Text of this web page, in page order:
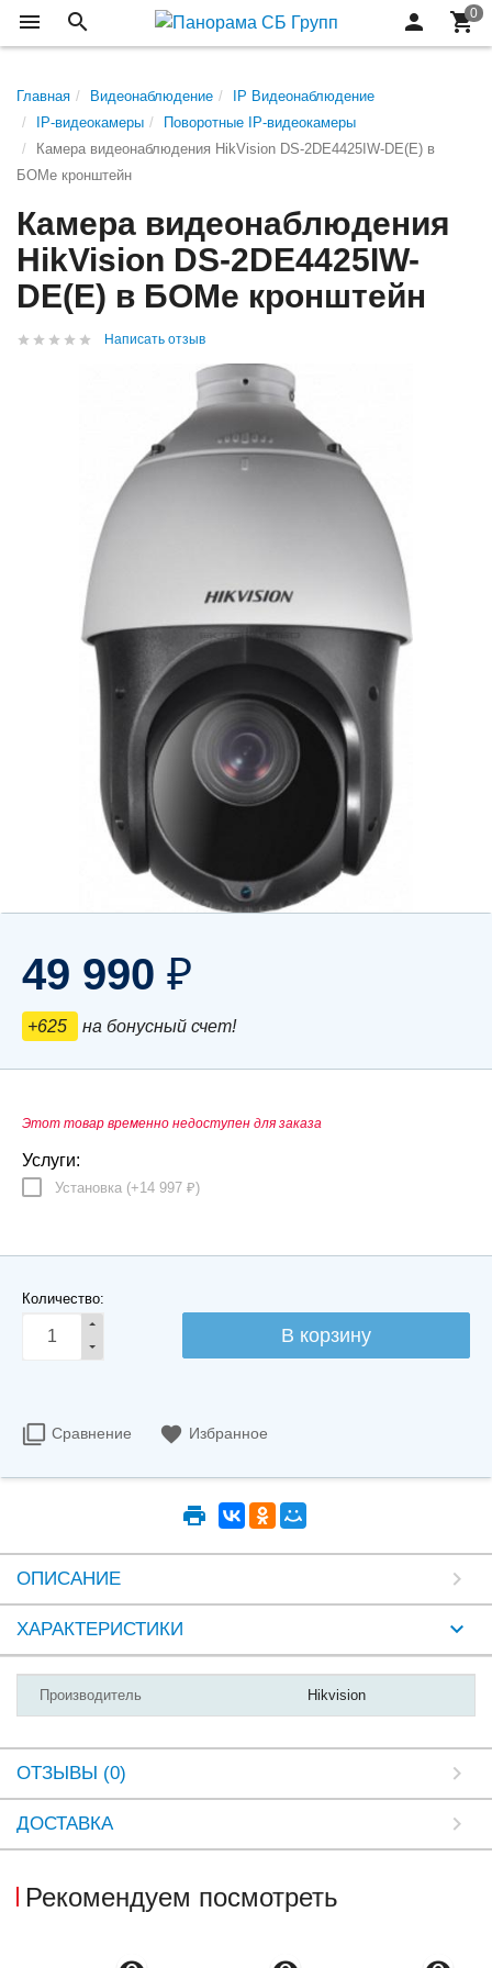
Главная Видеонаблюдение
IP Видеонаблюдение
IP-видеокамеры
Поворотные IP-видеокамеры
Камера видеонаблюдения HikVision DS-2DE4425IW-DE(E) в
БОМе кронштейн
Камера видеонаблюдения
HikVision DS-2DE4425IW-
DE(E) в БОМе кронштейн
Написать отзыв
49 990 ₽
+625 на бонусный счет!
Этот товар временно недоступен для заказа
Услуги:
Установка (+14 997 ₽)
Количество:
Сравнение Избранное
ОПИСАНИЕ
ХАРАКТЕРИСТИКИ
Производитель Hikvision
ОТЗЫВЫ (0)
ДОСТАВКА
Рекомендуем посмотреть